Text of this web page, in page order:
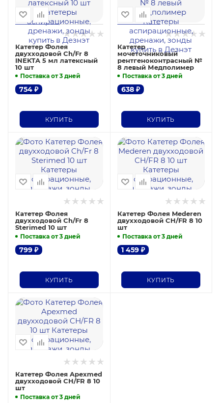
Катетер Фолея
двухходовой Ch/Fr 8
INEKTA 5 мл латексный
10 шт
Поставка от 3 дней
754 ₽
КУПИТЬ
Катетер
мочеточниковый
рентгеноконтрасный №
8 левый Медполимер
Поставка от 3 дней
638₽
КУПИТЬ
Катетер Фолея
двухходовой Ch/Fr 8
Sterimed 10 шт
Поставка от 3 дней
799 ₽
КУПИТЬ
Катетер Фолея Mederen
двухходовой CH/FR 8 10
шт
Поставка от 3 дней
1 459₽
КУПИТЬ
Катетер Фолея Apexmed
двухходовой CH/FR 8 10
шт
Поставка от 3 дней